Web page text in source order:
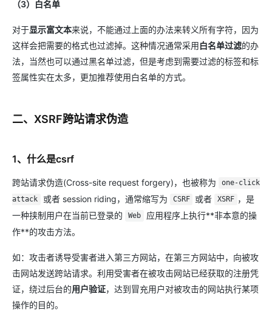
（3）白名单
对于显示富文本来说，不能通过上面的办法来转义所有字符，因为
这样会把需要的格式也过滤掉。这种情况通常采用白名单过滤的办
法，当然也可以通过黑名单过滤，但是考虑到需要过滤的标签和标
签属性实在太多，更加推荐使用白名单的方式。
二、XSRF跨站请求伪造
1、什么是csrf
跨站请求伪造(Cross-site request forgery)，也被称为
one-click
attack
或者 session riding，通常缩写为 CSRF 或者 XSRF ，是
一种挟制用户在当前已登录的
Web
应用程序上执行**非本意的操
作**的攻击方法。
如：攻击者诱导受害者进入第三方网站，在第三方网站中，向被攻
击网站发送跨站请求。利用受害者在被攻击网站已经获取的注册凭
证，绕过后台的用户验证，达到冒充用户对被攻击的网站执行某项
操作的目的。